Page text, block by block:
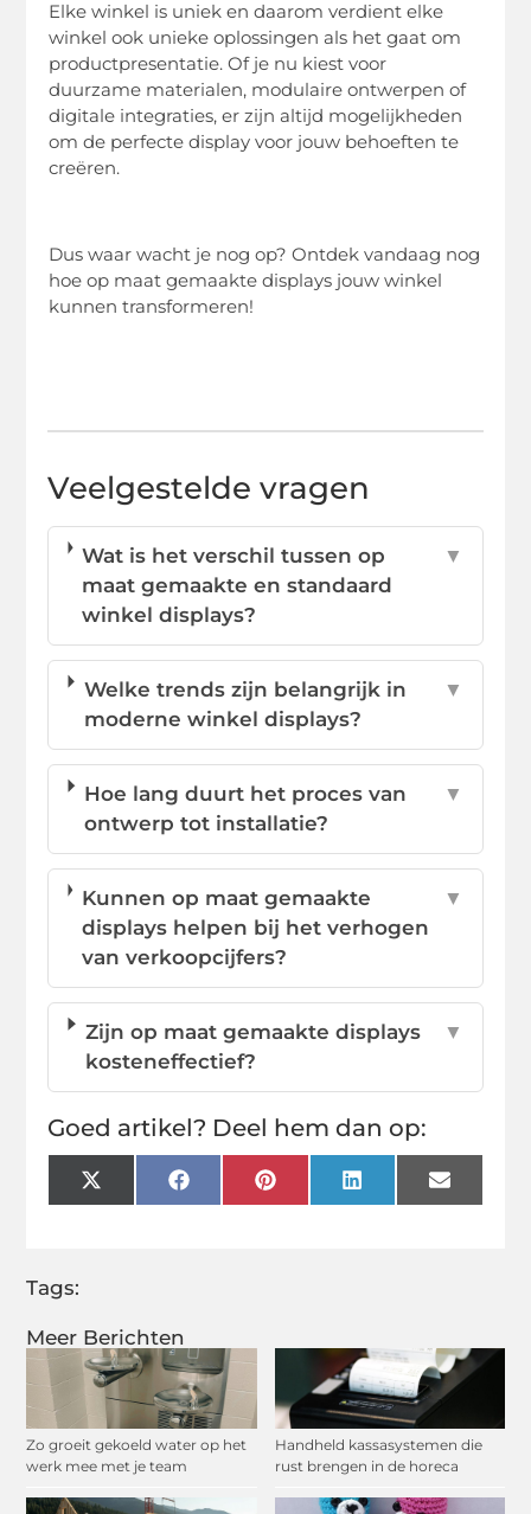
Meer Berichten
Zo groeit gekoeld water op het
werk mee met je team
Handheld kassasystemen die
rust brengen in de horeca
Elke winkel is uniek en daarom verdient elke
winkel ook unieke oplossingen als het gaat om
productpresentatie. Of je nu kiest voor
duurzame materialen, modulaire ontwerpen of
digitale integraties, er zijn altijd mogelijkheden
om de perfecte display voor jouw behoeften te
creëren.
Dus waar wacht je nog op? Ontdek vandaag nog
hoe op maat gemaakte displays jouw winkel
kunnen transformeren!
Veelgestelde vragen
Wat is het verschil tussen op
maat gemaakte en standaard
winkel displays?
▼
Welke trends zijn belangrijk in
moderne winkel displays?
▼
Hoe lang duurt het proces van
ontwerp tot installatie?
▼
Kunnen op maat gemaakte
displays helpen bij het verhogen
van verkoopcijfers?
▼
Zijn op maat gemaakte displays
kosteneffectief?
▼
Goed artikel? Deel hem dan op:
X
(Twitter)
FacebookPinterestLinkedInEmail
Tags: